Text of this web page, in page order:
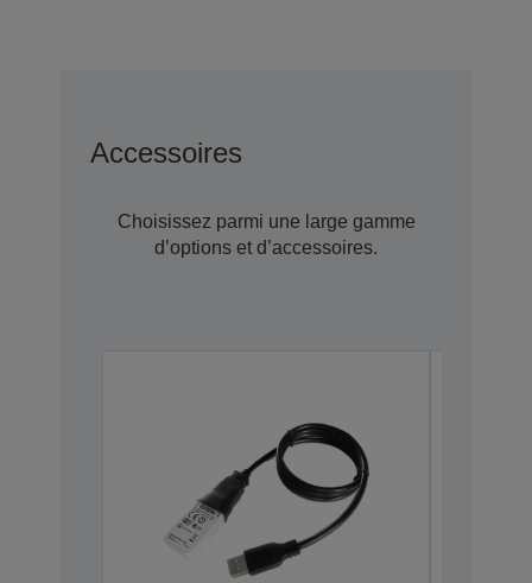
Accessoires
Choisissez parmi une large gamme
d’options et d’accessoires.